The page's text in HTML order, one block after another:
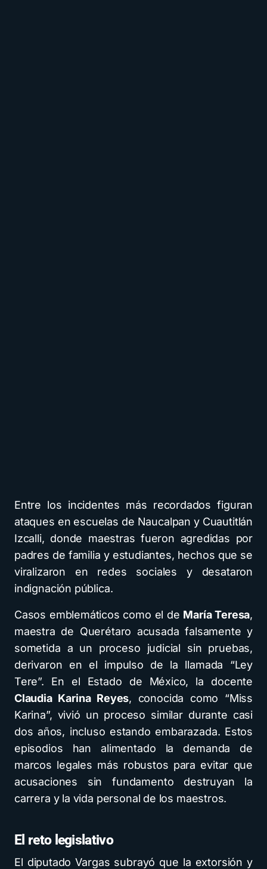
Entre los incidentes más recordados figuran
ataques en escuelas de Naucalpan y Cuautitlán
Izcalli, donde maestras fueron agredidas por
padres de familia y estudiantes, hechos que se
viralizaron en redes sociales y desataron
indignación pública.
Casos emblemáticos como el de María Teresa,
maestra de Querétaro acusada falsamente y
sometida a un proceso judicial sin pruebas,
derivaron en el impulso de la llamada “Ley
Tere”. En el Estado de México, la docente
Claudia Karina Reyes, conocida como “Miss
Karina”, vivió un proceso similar durante casi
dos años, incluso estando embarazada. Estos
episodios han alimentado la demanda de
marcos legales más robustos para evitar que
acusaciones sin fundamento destruyan la
carrera y la vida personal de los maestros.
El reto legislativo
El diputado Vargas subrayó que la extorsión y